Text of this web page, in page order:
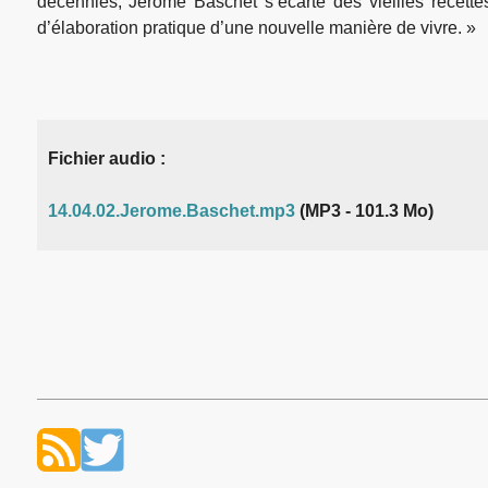
d’élaboration pratique d’une nouvelle manière de vivre. »
Fichier audio :
14.04.02.Jerome.Baschet.mp3(MP3 - 101.3 Mo)